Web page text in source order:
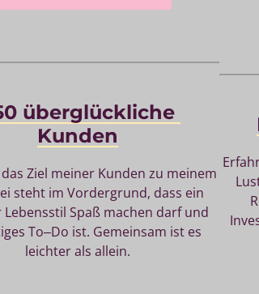
überglückliche
Kunden
das Ziel meiner Kunden zu
steht im Vordergrund, dass
Lebensstil Spaß machen darf
To‒Do ist. Gemeinsam ist
leichter als allein.